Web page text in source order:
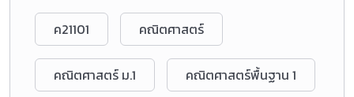
ค21101 คณิตศาสตร์
คณิตศาสตร์ ม.1 คณิตศาสตร์พื้นฐาน 1